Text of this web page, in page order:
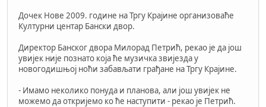
Дочек Нове 2009. године на Тргу Крајине организоваће
Културни центар Бански двор.
Директор Банског двора Милорад Петрић, рекао је да још
увијек није познато која ће музичка звијезда у
новогодишњој ноћи забављати грађане на Тргу Крајине.
- Имамо неколико понуда и планова, али још увијек не
можемо да откријемо ко ће наступити - рекао је Петрић.